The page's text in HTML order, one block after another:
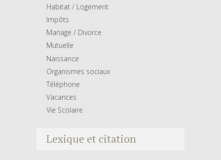
Habitat / Logement
Impôts
Mariage / Divorce
Mutuelle
Naissance
Organismes sociaux
Téléphone
Vacances
Vie Scolaire
Lexique et citation